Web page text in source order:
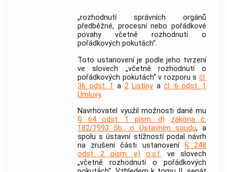
„rozhodnutí správních orgánů
předběžné, procesní nebo pořádkové
povahy včetně rozhodnutí o
pořádkových pokutách“.
Toto ustanovení je podle jeho tvrzení
ve slovech „včetně rozhodnutí o
pořádkových pokutách“ v rozporu s čl.
36 odst. 1 a 2 Listiny ačl. 6 odst. 1
Úmluvy.
Navrhovatel využil možnosti dané mu
§ 64 odst. 1 písm. d)
zákona č.
182/1993 Sb., o Ústavním soudu, a
spolu s ústavní stížností podal návrh
na zrušení části ustanovení § 248
odst. 2 písm. e)
o.s.ř. ve slovech
„včetně rozhodnutí o pořádkových